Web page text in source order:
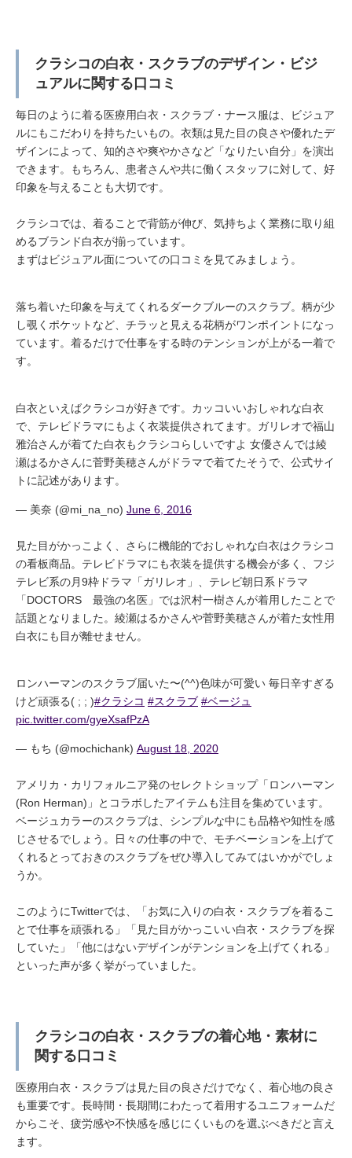
クラシコの白衣・スクラブのデザイン・ビジ
ュアルに関する口コミ
毎日のように着る医療用白衣・スクラブ・ナース服は、ビジュア
ルにもこだわりを持ちたいもの。衣類は見た目の良さや優れたデ
ザインによって、知的さや爽やかさなど「なりたい自分」を演出
できます。もちろん、患者さんや共に働くスタッフに対して、好
印象を与えることも大切です。
クラシコでは、着ることで背筋が伸び、気持ちよく業務に取り組
めるブランド白衣が揃っています。
まずはビジュアル面についての口コミを見てみましょう。
落ち着いた印象を与えてくれるダークブルーのスクラブ。柄が少
し覗くポケットなど、チラッと見える花柄がワンポイントになっ
ています。着るだけで仕事をする時のテンションが上がる一着で
す。
白衣といえばクラシコが好きです。カッコいいおしゃれな白衣
で、テレビドラマにもよく衣装提供されてます。ガリレオで福山
雅治さんが着てた白衣もクラシコらしいですよ 女優さんでは綾
瀬はるかさんに菅野美穂さんがドラマで着てたそうで、公式サイ
トに記述があります。
— 美奈 (@mi_na_no) June 6, 2016
見た目がかっこよく、さらに機能的でおしゃれな白衣はクラシコ
の看板商品。テレビドラマにも衣装を提供する機会が多く、フジ
テレビ系の月9枠ドラマ「ガリレオ」、テレビ朝日系ドラマ
「DOCTORS 最強の名医」では沢村一樹さんが着用したことで
話題となりました。綾瀬はるかさんや菅野美穂さんが着た女性用
白衣にも目が離せません。
ロンハーマンのスクラブ届いた〜(^^)色味が可愛い 毎日辛すぎる
けど頑張る( ; ; )#クラシコ #スクラブ #ベージュ
pic.twitter.com/gyeXsafPzA
— もち (@mochichank) August 18, 2020
アメリカ・カリフォルニア発のセレクトショップ「ロンハーマン
(Ron Herman)」とコラボしたアイテムも注目を集めています。
ベージュカラーのスクラブは、シンプルな中にも品格や知性を感
じさせるでしょう。日々の仕事の中で、モチベーションを上げて
くれるとっておきのスクラブをぜひ導入してみてはいかがでしょ
うか。
このようにTwitterでは、「お気に入りの白衣・スクラブを着るこ
とで仕事を頑張れる」「見た目がかっこいい白衣・スクラブを探
していた」「他にはないデザインがテンションを上げてくれる」
といった声が多く挙がっていました。
クラシコの白衣・スクラブの着心地・素材に
関する口コミ
医療用白衣・スクラブは見た目の良さだけでなく、着心地の良さ
も重要です。長時間・長期間にわたって着用するユニフォームだ
からこそ、疲労感や不快感を感じにくいものを選ぶべきだと言え
ます。